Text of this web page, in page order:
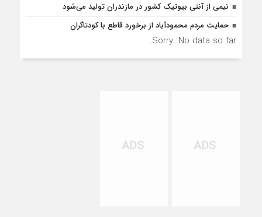
نیمی از آنتی بیوتیک کشور در مازندران تولید می‌شود
حمایت مردم محمودآباد از برخورد قاطع با کودتاگران
Sorry. No data so far.